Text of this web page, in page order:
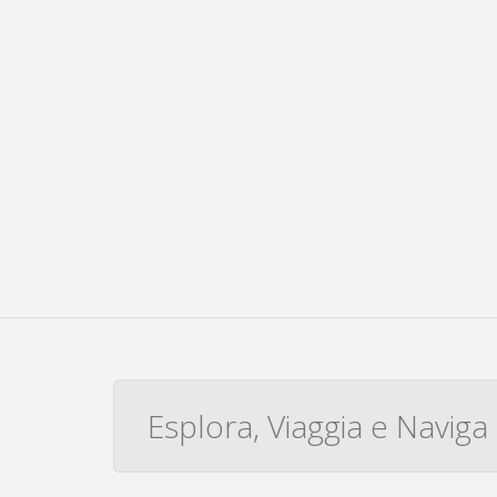
Esplora, Viaggia e